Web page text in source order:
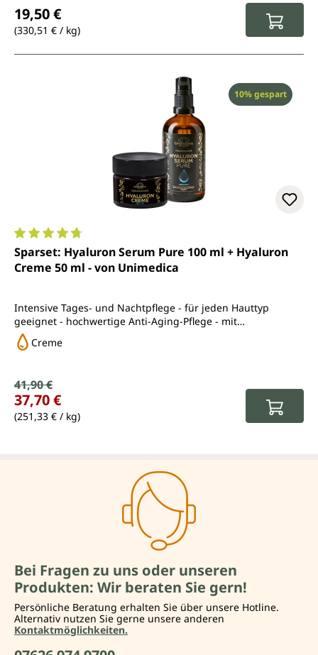
19,50 €
(330,51 € / kg)
Rabatt
10% gespart
Durchschnittliche Bewertung von 4.7 von 5 Sternen
Sparset: Hyaluron Serum Pure 100 ml + Hyaluron
Creme 50 ml - von Unimedica
Intensive Tages- und Nachtpflege - für jeden Hauttyp
geeignet - hochwertige Anti-Aging-Pflege - mit
Jojobasamenöl und Sheabutter
Creme
Verkaufspreis:
Regulärer Preis:
41,90 €
37,70 €
(251,33 € / kg)
Bei Fragen zu uns oder unseren
Produkten: Wir beraten Sie gern!
Persönliche Beratung erhalten Sie über unsere Hotline.
Alternativ nutzen Sie gerne unsere anderen
Kontaktmöglichkeiten.